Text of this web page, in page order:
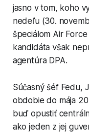
jasno v tom, koho
nedeľu (30.
špeciálom Air
kandidáta však
agentúra DPA.
Súčasný šéf Fedu,
obdobie do mája
buď opustiť
ako jeden z jej